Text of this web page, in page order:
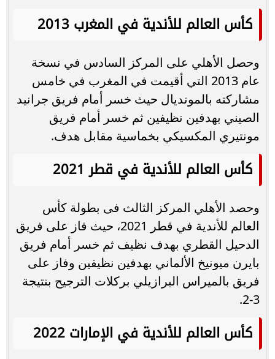
كأس العالم للأندية في المغرب 2013
وحصل الأهلي على المركز السادس في نسخة
عام 2013 التي أقيمت في المغرب في خامس
مشاركته بالمونديال حيث خسر أمام فريق جرانيد
الصيني بهدفين نظيفين ثم خسر أمام فريق
مونتيري المكسيكي بخماسية مقابل هدف.
كأس العالم للأندية في قطر 2021
وحصد الأهلي المركز الثالث فى بطولة كأس
العالم للأندية في قطر 2021، حيث فاز على فريق
الدحيل القطري بهدف نظيف ثم خسر أمام فريق
بايرن ميونيخ الألماني بهدفين نظيفين وفاز على
فريق بالميراس البرازيلي بركلات الترجيح بنتيجة
3-2.
كأس العالم للأندية في الإمارات 2022